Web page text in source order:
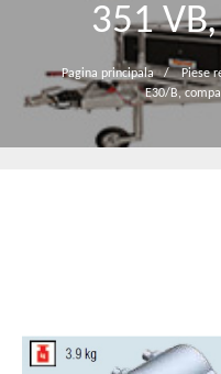
351
Pagina principala / Piese
E30/B,